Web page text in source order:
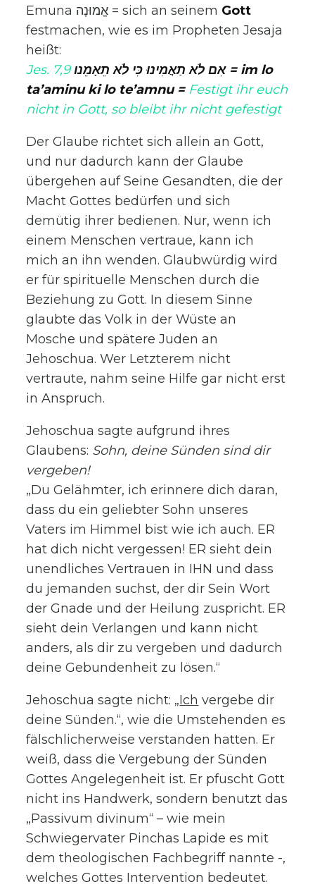
Emuna אֱמוּנָה = sich an seinem Gott
festmachen, wie es im Propheten Jesaja
heißt:
Jes. 7,9אִם לֹא תַאֲמִינוּ כִּי לֹא תֵאָמֵנו= im lo
ta’aminu ki lo te’amnu = Festigt ihr euch
nicht in Gott, so bleibt ihr nicht gefestigt
Der Glaube richtet sich allein an Gott,
und nur dadurch kann der Glaube
übergehen auf Seine Gesandten, die der
Macht Gottes bedürfen und sich
demütig ihrer bedienen. Nur, wenn ich
einem Menschen vertraue, kann ich
mich an ihn wenden. Glaubwürdig wird
er für spirituelle Menschen durch die
Beziehung zu Gott. In diesem Sinne
glaubte das Volk in der Wüste an
Mosche und spätere Juden an
Jehoschua. Wer Letzterem nicht
vertraute, nahm seine Hilfe gar nicht erst
in Anspruch.
Jehoschua sagte aufgrund ihres
Glaubens: Sohn, deine Sünden sind dir
vergeben!
„Du Gelähmter, ich erinnere dich daran,
dass du ein geliebter Sohn unseres
Vaters im Himmel bist wie ich auch. ER
hat dich nicht vergessen! ER sieht dein
unendliches Vertrauen in IHN und dass
du jemanden suchst, der dir Sein Wort
der Gnade und der Heilung zuspricht. ER
sieht dein Verlangen und kann nicht
anders, als dir zu vergeben und dadurch
deine Gebundenheit zu lösen.“
Jehoschua sagte nicht: „Ich vergebe dir
deine Sünden.“, wie die Umstehenden es
fälschlicherweise verstanden hatten. Er
weiß, dass die Vergebung der Sünden
Gottes Angelegenheit ist. Er pfuscht Gott
nicht ins Handwerk, sondern benutzt das
„Passivum divinum“ – wie mein
Schwiegervater Pinchas Lapide es mit
dem theologischen Fachbegriff nannte -,
welches Gottes Intervention bedeutet.